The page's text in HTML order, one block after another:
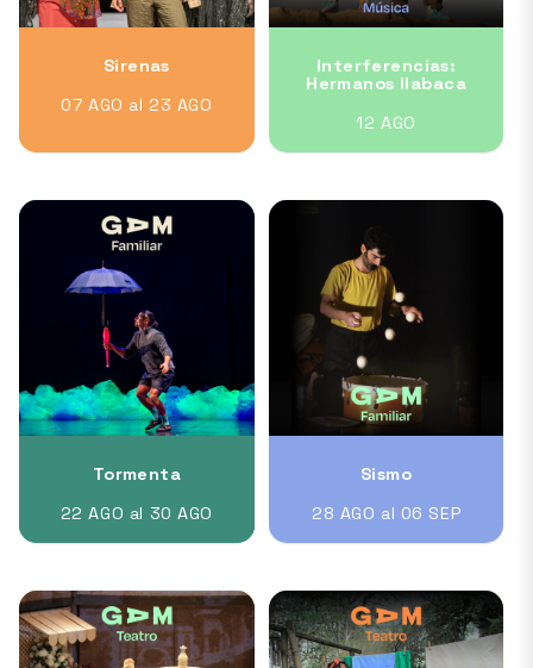
Sirenas
07 AGO al 23 AGO
Interferencias:
Hermanos Ilabaca
12 AGO
Tormenta
22 AGO al 30 AGO
Sismo
28 AGO al 06 SEP